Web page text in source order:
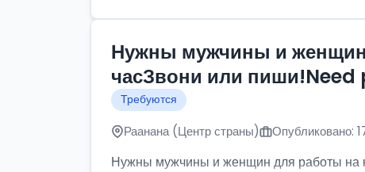
Нужны мужчины и женщин
часЗвони или
Требуются
Раанана (Центр страны) Опубликовано:
Нужны мужчины и женщин для работы